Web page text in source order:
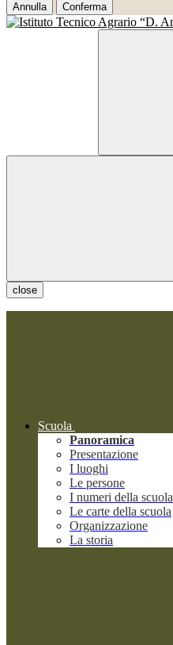
Annulla Conferma
close
Scuola
Panoramica
Presentazione
I luoghi
Le persone
I numeri della scuola
Le carte della scuola
Organizzazione
La storia